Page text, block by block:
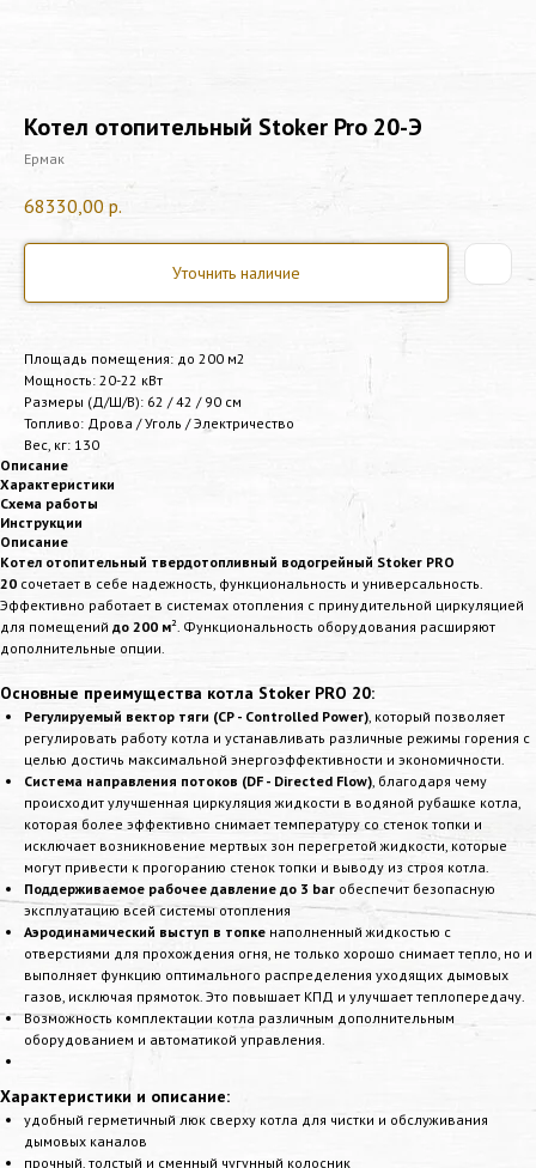
Котел отопительный Stoker Pro 20-Э
Ермак
68330,00 р.
Уточнить наличие
Площадь помещения: до 200 м2
Мощность: 20-22 кВт
Размеры (Д/Ш/В): 62 / 42 / 90 см
Топливо: Дрова / Уголь / Электричество
Вес, кг: 130
Описание
Характеристики
Схема работы
Инструкции
Описание
Котел отопительный твердотопливный водогрейный Stoker PRO
20 сочетает в себе надежность, функциональность и универсальность.
Эффективно работает в системах отопления с принудительной циркуляцией
для помещений до 200 м². Функциональность оборудования расширяют
дополнительные опции.
Основные преимущества котла Stoker PRO 20:
Регулируемый вектор тяги (СP - Controlled Power) , который позволяет
регулировать работу котла и устанавливать различные режимы горения с
целью достичь максимальной энергоэффективности и экономичности.
Система направления потоков (DF - Directed Flow) , благодаря чему
происходит улучшенная циркуляция жидкости в водяной рубашке котла,
которая более эффективно снимает температуру со стенок топки и
исключает возникновение мертвых зон перегретой жидкости, которые
могут привести к прогоранию стенок топки и выводу из строя котла.
Поддерживаемое рабочее давление до 3 bar обеспечит безопасную
эксплуатацию всей системы отопления
Аэродинамический выступ в топке наполненный жидкостью с
отверстиями для прохождения огня, не только хорошо снимает тепло, но и
выполняет функцию оптимального распределения уходящих дымовых
газов, исключая прямоток. Это повышает КПД и улучшает теплопередачу.
Возможность комплектации котла различным дополнительным
оборудованием и автоматикой управления.
Характеристики и описание:
удобный герметичный люк сверху котла для чистки и обслуживания
дымовых каналов
прочный, толстый и сменный чугунный колосник